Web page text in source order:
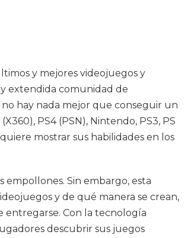
y mejores videojuegos y
y extendida comunidad de
no hay nada mejor que conseguir un
PS4 (PSN), Nintendo, PS3, PS
mostrar sus habilidades en los
empollones. Sin embargo, esta
y de qué manera se crean,
entregarse. Con la tecnología
descubrir sus juegos